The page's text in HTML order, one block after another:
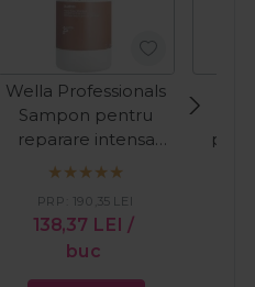
Wella Professionals
Sampon pentru
reparare intensa
Fusion Silksteel
138,37 LEI /
buc
PRP: 190,35 LEI